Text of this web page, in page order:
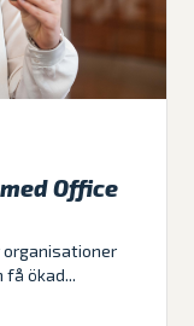
Office
organisationer
ökad...